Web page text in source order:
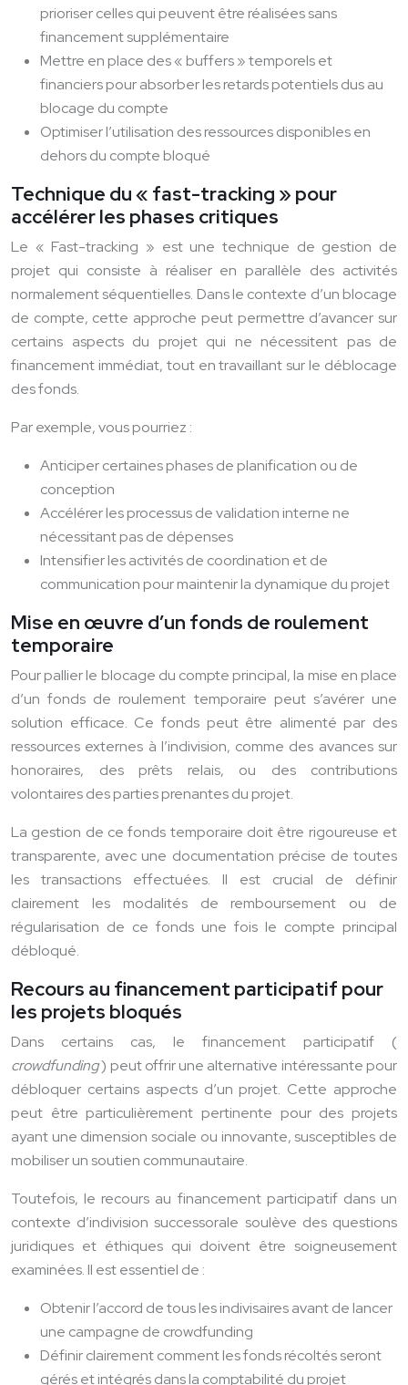
prioriser celles qui peuvent être réalisées sans
financement supplémentaire
Mettre en place des « buffers » temporels et
financiers pour absorber les retards potentiels dus au
blocage du compte
Optimiser l’utilisation des ressources disponibles en
dehors du compte bloqué
Technique du « fast-tracking » pour
accélérer les phases critiques
Le « Fast-tracking » est une technique de gestion de
projet qui consiste à réaliser en parallèle des activités
normalement séquentielles. Dans le contexte d’un blocage
de compte, cette approche peut permettre d’avancer sur
certains aspects du projet qui ne nécessitent pas de
financement immédiat, tout en travaillant sur le déblocage
des fonds.
Par exemple, vous pourriez :
Anticiper certaines phases de planification ou de
conception
Accélérer les processus de validation interne ne
nécessitant pas de dépenses
Intensifier les activités de coordination et de
communication pour maintenir la dynamique du projet
Mise en œuvre d’un fonds de roulement
temporaire
Pour pallier le blocage du compte principal, la mise en place
d’un fonds de roulement temporaire peut s’avérer une
solution efficace. Ce fonds peut être alimenté par des
ressources externes à l’indivision, comme des avances sur
honoraires, des prêts relais, ou des contributions
volontaires des parties prenantes du projet.
La gestion de ce fonds temporaire doit être rigoureuse et
transparente, avec une documentation précise de toutes
les transactions effectuées. Il est crucial de définir
clairement les modalités de remboursement ou de
régularisation de ce fonds une fois le compte principal
débloqué.
Recours au financement participatif pour
les projets bloqués
Dans certains cas, le financement participatif (
crowdfunding) peut offrir une alternative intéressante pour
débloquer certains aspects d’un projet. Cette approche
peut être particulièrement pertinente pour des projets
ayant une dimension sociale ou innovante, susceptibles de
mobiliser un soutien communautaire.
Toutefois, le recours au financement participatif dans un
contexte d’indivision successorale soulève des questions
juridiques et éthiques qui doivent être soigneusement
examinées. Il est essentiel de :
Obtenir l’accord de tous les indivisaires avant de lancer
une campagne de crowdfunding
Définir clairement comment les fonds récoltés seront
gérés et intégrés dans la comptabilité du projet